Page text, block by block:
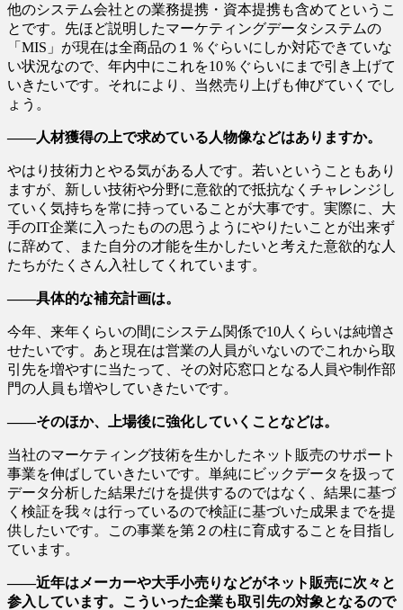
他のシステム会社との業務提携・資本提携も含めてというこ
とです。先ほど説明したマーケティングデータシステムの
「MIS」が現在は全商品の１％ぐらいにしか対応できていな
い状況なので、年内中にこれを10％ぐらいにまで引き上げて
いきたいです。それにより、当然売り上げも伸びていくでし
ょう。
――人材獲得の上で求めている人物像などはありますか。
やはり技術力とやる気がある人です。若いということもあり
ますが、新しい技術や分野に意欲的で抵抗なくチャレンジし
ていく気持ちを常に持っていることが大事です。実際に、大
手のIT企業に入ったものの思うようにやりたいことが出来ず
に辞めて、また自分の才能を生かしたいと考えた意欲的な人
たちがたくさん入社してくれています。
――具体的な補充計画は。
今年、来年くらいの間にシステム関係で10人くらいは純増さ
せたいです。あと現在は営業の人員がいないのでこれから取
引先を増やすに当たって、その対応窓口となる人員や制作部
門の人員も増やしていきたいです。
――そのほか、上場後に強化していくことなどは。
当社のマーケティング技術を生かしたネット販売のサポート
事業を伸ばしていきたいです。単純にビックデータを扱って
データ分析した結果だけを提供するのではなく、結果に基づ
く検証を我々は行っているので検証に基づいた成果までを提
供したいです。この事業を第２の柱に育成することを目指し
ています。
――近年はメーカーや大手小売りなどがネット販売に次々と
参入しています。こういった企業も取引先の対象となるので